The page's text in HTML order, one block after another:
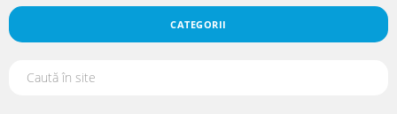
CATEGORII